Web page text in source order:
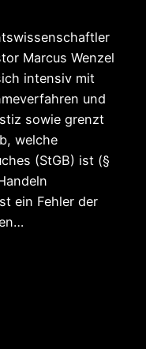
Marcus Wenzel
intensiv mit
und
sowie grenzt
welche
(StGB) ist (§
ein Fehler der